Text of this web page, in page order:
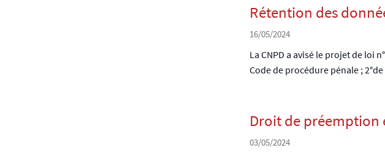
Rétention des
16/05/2024
La CNPD a avisé le projet de loi
Code de procédure pénale ;
Droit de préemption
03/05/2024